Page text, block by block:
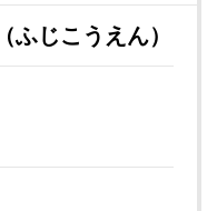
じこうえん）